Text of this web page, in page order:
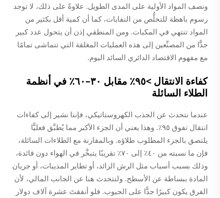
ونصف المواد الأولية على المدى الطويل. علاوةً على ذلك، لا توجد
رسوم باهظة للتخلُّص من النفايات، كما أن كمية أقل بكثير من
المواد تنتهي في المكبات. ومن المنطقي إذن أن يتحول عدد كبير
جدًّا من المصنِّعين إلى هذه العمليات المغلقة التي تتماشى تمامًا
مع مفهوم الاقتصاد الدائري السائد اليوم.
كفاءة الانتقال >٩٥٪ مقابل ٣٠–٦٠٪ في أنظمة
الطلاء السائلة
عندما نتحدث عن الجذب الكهروستاتيكي، فإننا نشير إلى كفاءات
انتقال تفوق ٩٥٪. وهذا يعني أن الجزء الأكبر مما يُطبَّق فعليًّا
يلتصق بالجزء المطلوب طلاؤه. وبالمقارنة مع الطلاءات السائلة،
فإن ما نسبته من ٤٠٪ إلى ٧٠٪ تقريبًا يتبخَّر في الهواء دون فائدة،
وذلك بسبب أسباب مثل الرش الزائد، أو تطاير المذيبات، أو جريان
المادة ببساطة عن الأسطح. ولنتحدث هنا عن الجانب المالي، لأن
الفرق يكون كبيرًا جدًّا على الجيوب. فلو أنفقتَ عشرة آلاف دولار